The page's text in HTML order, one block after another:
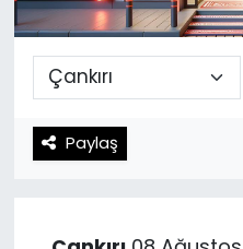
Paylaş
Spor
Teknoloji
Resmi İlanlar
Teknoloji
Yaşam
Künye